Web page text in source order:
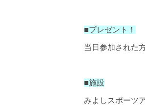
■プレゼント！
当日参加された
■施設
みよしスポーツ